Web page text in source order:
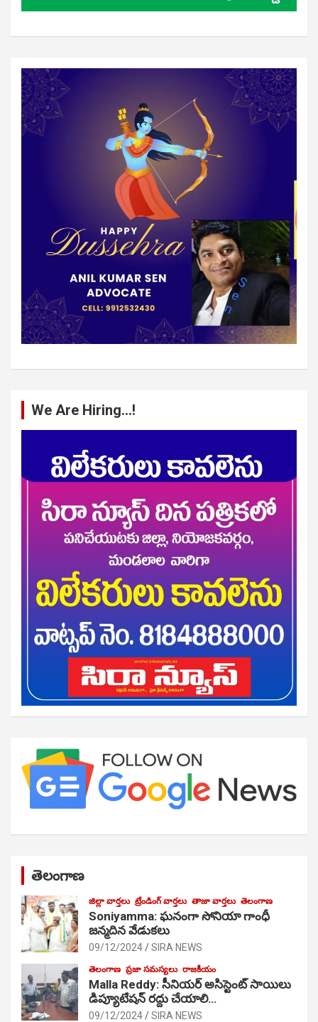
We Are Hiring…!
తెలంగాణ
జిల్లా వార్తలు ట్రేండింగ్ వార్తలు తాజా వార్తలు తెలంగాణ
Soniyamma: ఘ‌నంగా సోనియా గాంధీ
జ‌న్మ‌దిన వేడుక‌లు
09/12/2024 SIRA NEWS
తెలంగాణ ప్రజా సమస్యలు రాజకీయం
Malla Reddy: సీనియర్ అసిస్టెంట్ సాయిలు
డిప్యూటేషన్ రద్దు చేయాలి…
09/12/2024 SIRA NEWS